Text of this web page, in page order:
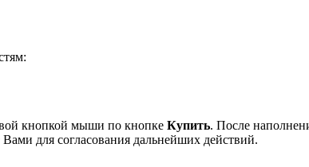
кнопкой мыши по кнопке Купить. После
для согласования дальнейших действий.